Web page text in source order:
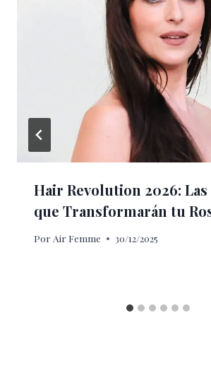
Hair Revolution 2026:
que Transformarán tu
Por Air Femme 30/12/2025